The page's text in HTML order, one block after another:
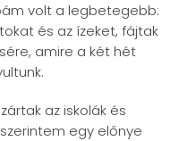
volt a legbetegebb:
és az ízeket, fájtak
amire a két hét
az iskolák és
egy előnye